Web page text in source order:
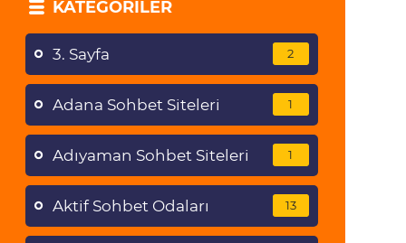
KATEGORILER
3. Sayfa 2
Adana Sohbet Siteleri 1
Adıyaman Sohbet Siteleri 1
Aktif Sohbet Odaları 13